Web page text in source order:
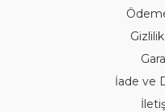
İade ve